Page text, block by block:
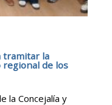
tramitar la
de los
la Concejalía y